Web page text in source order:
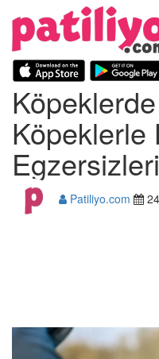
Köpeklerle
Patiliyo.com